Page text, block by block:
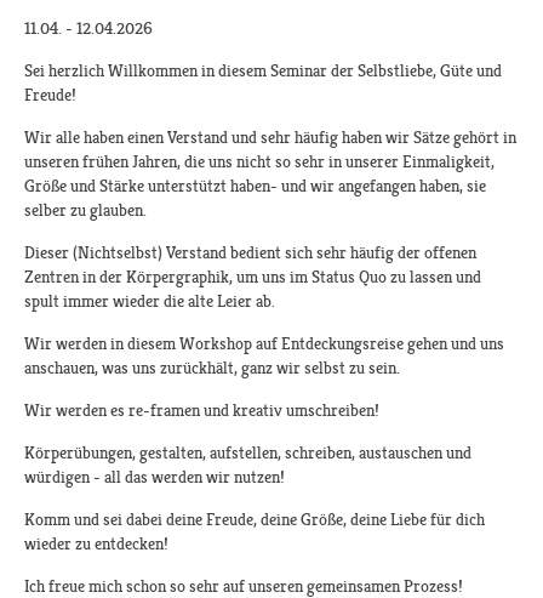
11.04. - 12.04.2026
​Sei herzlich Willkommen in diesem Seminar der Selbstliebe, Güte und
Freude!
Wir alle haben einen Verstand und sehr häufig haben wir Sätze gehört in
unseren frühen Jahren, die uns nicht so sehr in unserer Einmaligkeit,
Größe und Stärke unterstützt haben- und wir angefangen haben, sie
selber zu glauben.
Dieser (Nichtselbst) Verstand bedient sich sehr häufig der offenen
Zentren in der Körpergraphik, um uns im Status Quo zu lassen und
spult immer wieder die alte Leier ab.
Wir werden in diesem Workshop auf Entdeckungsreise gehen und uns
anschauen, was uns zurückhält, ganz wir selbst zu sein.
Wir werden es re-framen und kreativ umschreiben!
Körperübungen, gestalten, aufstellen, schreiben, austauschen und
würdigen - all das werden wir nutzen!
Komm und sei dabei deine Freude, deine Größe, deine Liebe für dich
wieder zu entdecken!
Ich freue mich schon so sehr auf unseren gemeinsamen Prozess!